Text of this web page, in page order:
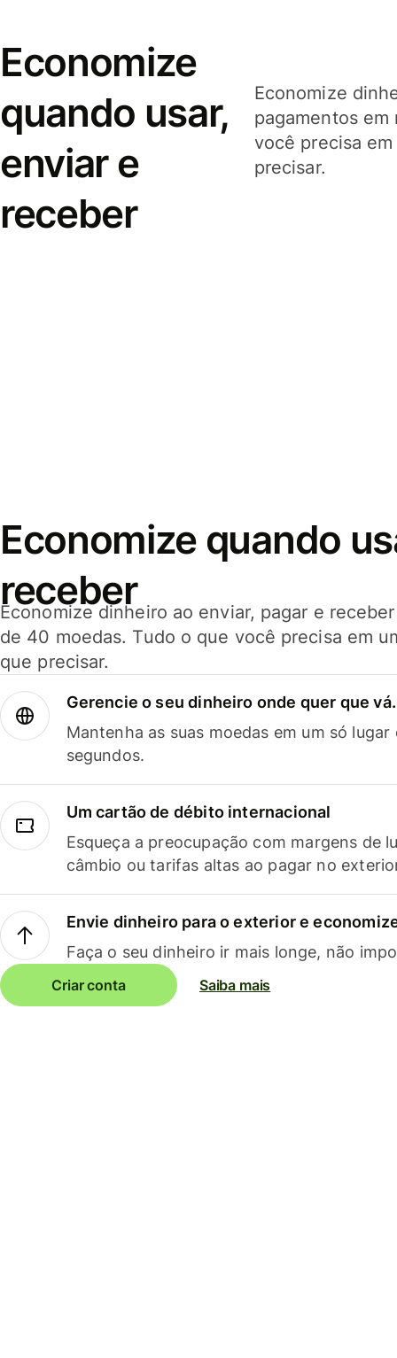
Economize
quando usar,
enviar e
receber
Economize
pagamentos
você precisa
precisar.
Economize quando
receber
Economize dinheiro ao enviar, pagar e
de 40 moedas. Tudo o que você precisa em
que precisar.
Gerencie o seu dinheiro onde quer que vá.
Mantenha as suas moedas em um só
segundos.
Um cartão de débito internacional
Esqueça a preocupação com margens de
câmbio ou tarifas altas ao pagar no
Envie dinheiro para o exterior e
Faça o seu dinheiro ir mais longe, não
Criar conta Saiba mais